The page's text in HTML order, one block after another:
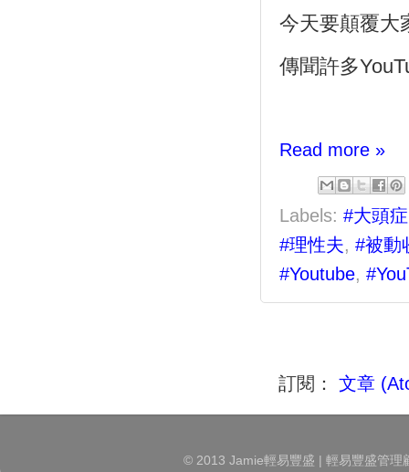
今天要顛覆大
傳聞許多
Read more »
Labels: #大頭症
#理性夫, #被動
#Youtube,
訂閱： 文章
© 2013 Jamie輕易豐盛 | 輕易豐盛管